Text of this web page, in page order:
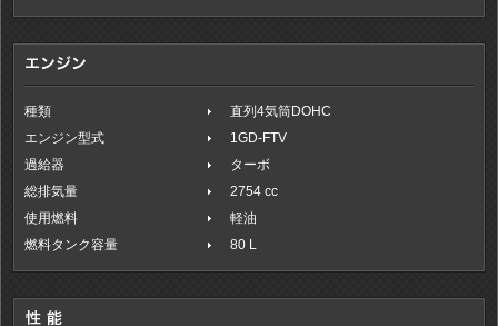
種類
直列4気筒DOHC
エンジン型式
1GD-FTV
過給器
ターボ
総排気量
2754 cc
使用燃料
軽油
燃料タンク容量
80 L